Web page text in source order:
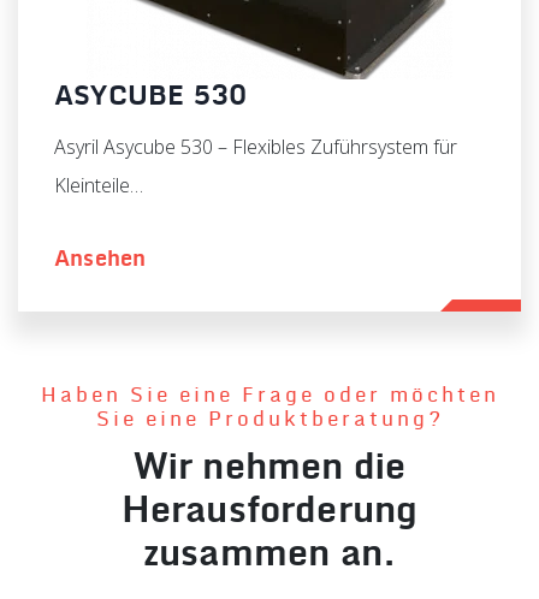
ASYCUBE 530
Asyril Asycube 530 – Flexibles Zuführsystem für
Kleinteile…
Ansehen
Haben Sie eine Frage oder möchten
Sie eine Produktberatung?
Wir nehmen die
Herausforderung
zusammen an.